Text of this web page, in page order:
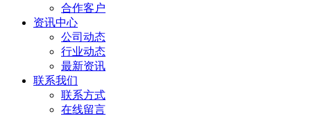
合作客户
资讯中心
公司动态
行业动态
最新资讯
联系我们
联系方式
在线留言